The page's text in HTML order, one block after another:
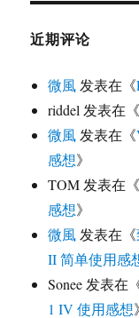
近期评论
微風 发表在《
riddel 发表在
微風 发表在《
感想》
TOM 发表在
感想》
微風 发表在《
II 简单使用感
Sonee 发表在
1 IV 使用感想》